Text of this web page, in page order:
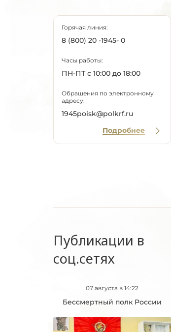
Горячая линия:
8 (800) 20 -1945- 0
Часы работы:
ПН-ПТ с 10:00 до 18:00
Обращения по электронному
адресу:
1945poisk@polkrf.ru
Подробнее
Публикации в
соц.сетях
07 августа в 14:22
Бессмертный полк России